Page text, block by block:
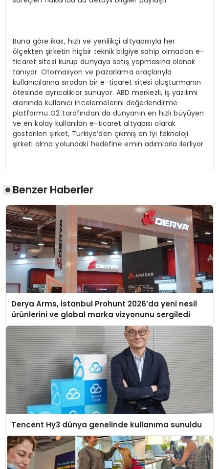
Buna göre ikas, hızlı ve yenilikçi altyapısıyla her
ölçekten şirketin hiçbir teknik bilgiye sahip olmadan e-
ticaret sitesi kurup dünyaya satış yapmasına olanak
tanıyor. Otomasyon ve pazarlama araçlarıyla
kullanıcılarına sıradan bir e-ticaret sitesi oluşturmanın
ötesinde ayrıcalıklar sunuyor. ABD merkezli, iş yazılımı
alanında kullanıcı incelemelerini değerlendirme
platformu G2 tarafından da dünyanın en hızlı büyüyen
ve en kolay kullanılan e-ticaret altyapısı olarak
gösterilen şirket, Türkiye’den çıkmış en iyi teknoloji
şirketi olma yolundaki hedefine emin adımlarla ilerliyor.
Benzer Haberler
Derya Arms, İstanbul Prohunt 2026’da yeni nesil
ürünlerini ve global marka vizyonunu sergiledi
Tencent Hy3 dünya genelinde kullanıma sunuldu